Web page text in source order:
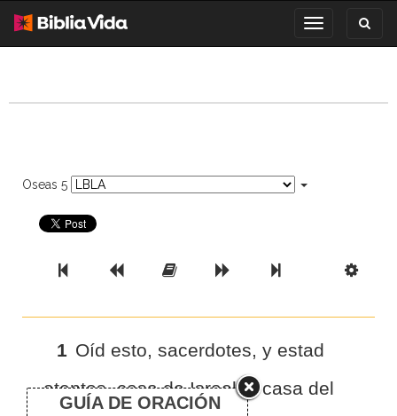
Toggle
navigation
Oseas 5
Previous BookPrevious Chapter
Read the Full Chapter
Next Chapter
Next Book
1 Oíd esto, sacerdotes, y estad
atentos, casa de Israel, y casa del